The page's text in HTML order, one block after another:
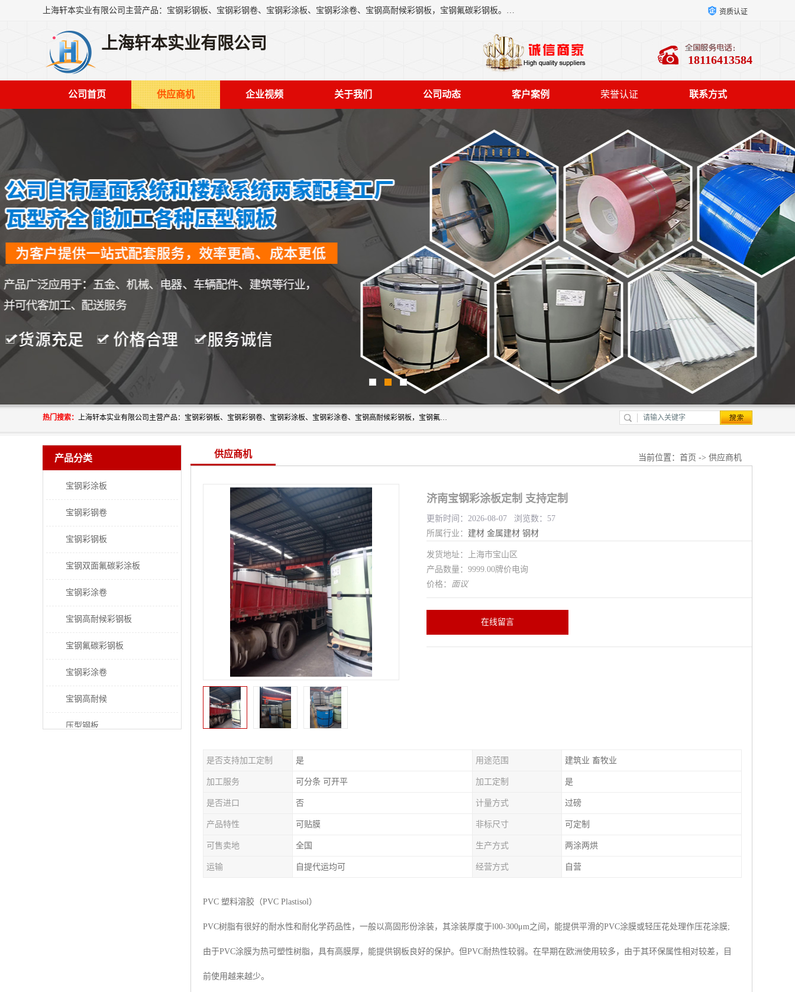
上海轩本实业有限公司主营产品：宝钢彩钢板、宝钢彩钢卷、宝钢彩涂板、宝钢彩涂卷、宝钢高耐候彩钢板，宝钢氟碳彩钢板。是一家集钢铁贸易，物流、加工为一体的产业全配套公司。 资质认证
上海轩本实业有限公司
18116413584
公司首页 供应商机 企业视频 关于我们 公司动态 客户案例 荣誉认证 联系方式
热门搜索： 上海轩本实业有限公司主营产品：宝钢彩钢板、宝钢彩钢卷、宝钢彩涂板、宝钢彩涂卷、宝钢高耐候彩钢板，宝钢氟碳彩钢板。是一家集钢铁贸易，物流、加工为一体的产业全配套公司。
产品分类
宝钢彩涂板
宝钢彩钢卷
宝钢彩钢板
宝钢双面氟碳彩涂板
宝钢彩涂卷
宝钢高耐候彩钢板
宝钢氟碳彩钢板
宝钢彩涂卷
宝钢高耐候
压型钢板
供应商机 当前位置： 首页 -> 供应商机
济南宝钢彩涂板定制 支持定制
更新时间：2026-08-07 浏览数：57
所属行业： 建材 金属建材 钢材
发货地址：上海市宝山区
产品数量：9999.00牌价电询
价格： 面议
在线留言
是否支持加工定制 是 用途范围 建筑业 畜牧业
加工服务 可分条 可开平 加工定制 是
是否进口 否 计量方式 过磅
产品特性 可贴膜 非标尺寸 可定制
可售卖地 全国 生产方式 两涂两烘
运输 自提代运均可 经营方式 自营
PVC 塑料溶胶（PVC Plastisol）
PVC树脂有很好的耐水性和耐化学药品性，一般以高固形份涂装，其涂装厚度于l00-300μm之间，能提供平滑的PVC涂膜或轻压花处理作压花涂膜;
由于PVC涂膜为热可塑性树脂，具有高膜厚，能提供钢板良好的保护。但PVC耐热性较弱。在早期在欧洲使用较多，由于其环保属性相对较差，目
前使用越来越少。